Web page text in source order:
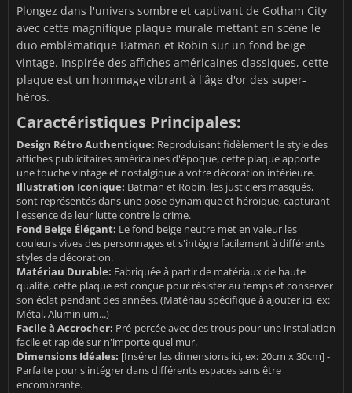
Plongez dans l'univers sombre et captivant de Gotham City
avec cette magnifique plaque murale mettant en scène le
duo emblématique Batman et Robin sur un fond beige
vintage. Inspirée des affiches américaines classiques, cette
plaque est un hommage vibrant à l'âge d'or des super-
héros.
Caractéristiques Principales:
Design Rétro Authentique: Reproduisant fidèlement le style des
affiches publicitaires américaines d'époque, cette plaque apporte
une touche vintage et nostalgique à votre décoration intérieure.
Illustration Iconique: Batman et Robin, les justiciers masqués,
sont représentés dans une pose dynamique et héroïque, capturant
l'essence de leur lutte contre le crime.
Fond Beige Élégant: Le fond beige neutre met en valeur les
couleurs vives des personnages et s'intègre facilement à différents
styles de décoration.
Matériau Durable: Fabriquée à partir de matériaux de haute
qualité, cette plaque est conçue pour résister au temps et conserver
son éclat pendant des années. (Matériau spécifique à ajouter ici, ex:
Métal, Aluminium...)
Facile à Accrocher: Pré-percée avec des trous pour une installation
facile et rapide sur n'importe quel mur.
Dimensions Idéales: [Insérer les dimensions ici, ex: 20cm x 30cm] -
Parfaite pour s'intégrer dans différents espaces sans être
encombrante.